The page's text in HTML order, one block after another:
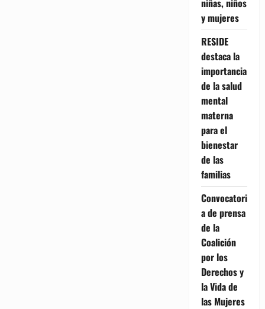
niñas, niños
y mujeres
RESIDE
destaca la
importancia
de la salud
mental
materna
para el
bienestar
de las
familias
Convocatori
a de prensa
de la
Coalición
por los
Derechos y
la Vida de
las Mujeres